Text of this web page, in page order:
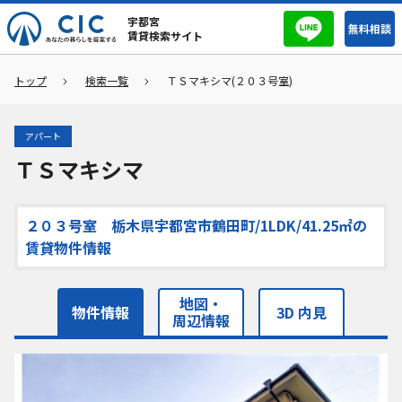
宇都宮
賃貸検索サイト
無料相談
トップ 検索一覧 ＴＳマキシマ(２０３号室)
アパート
ＴＳマキシマ
２０３号室 栃木県宇都宮市鶴田町/1LDK/41.25㎡の
賃貸物件情報
物件情報 地図・
周辺情報 3D 内見